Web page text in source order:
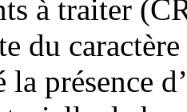
à traiter
du
la présence